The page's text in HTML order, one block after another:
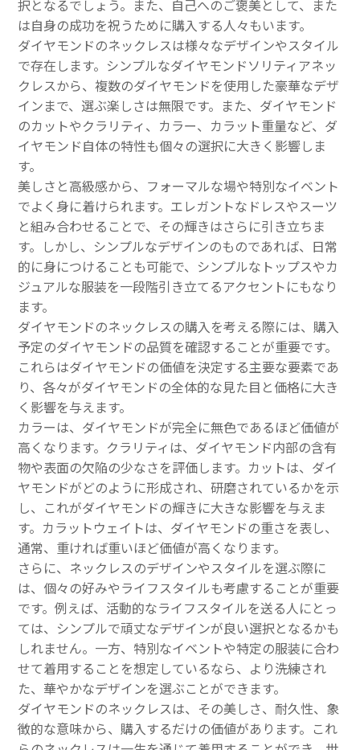
択となるでしょう。また、自己へのご褒美として、また
は自身の成功を祝うために購入する人々もいます。
ダイヤモンドのネックレスは様々なデザインやスタイル
で存在します。シンプルなダイヤモンドソリティアネッ
クレスから、複数のダイヤモンドを使用した豪華なデザ
インまで、選ぶ楽しさは無限です。また、ダイヤモンド
のカットやクラリティ、カラー、カラット重量など、ダ
イヤモンド自体の特性も個々の選択に大きく影響しま
す。
美しさと高級感から、フォーマルな場や特別なイベント
でよく身に着けられます。エレガントなドレスやスーツ
と組み合わせることで、その輝きはさらに引き立ちま
す。しかし、シンプルなデザインのものであれば、日常
的に身につけることも可能で、シンプルなトップスやカ
ジュアルな服装を一段階引き立てるアクセントにもなり
ます。
ダイヤモンドのネックレスの購入を考える際には、購入
予定のダイヤモンドの品質を確認することが重要です。
これらはダイヤモンドの価値を決定する主要な要素であ
り、各々がダイヤモンドの全体的な見た目と価格に大き
く影響を与えます。
カラーは、ダイヤモンドが完全に無色であるほど価値が
高くなります。クラリティは、ダイヤモンド内部の含有
物や表面の欠陥の少なさを評価します。カットは、ダイ
ヤモンドがどのように形成され、研磨されているかを示
し、これがダイヤモンドの輝きに大きな影響を与えま
す。カラットウェイトは、ダイヤモンドの重さを表し、
通常、重ければ重いほど価値が高くなります。
さらに、ネックレスのデザインやスタイルを選ぶ際に
は、個々の好みやライフスタイルも考慮することが重要
です。例えば、活動的なライフスタイルを送る人にとっ
ては、シンプルで頑丈なデザインが良い選択となるかも
しれません。一方、特別なイベントや特定の服装に合わ
せて着用することを想定しているなら、より洗練され
た、華やかなデザインを選ぶことができます。
ダイヤモンドのネックレスは、その美しさ、耐久性、象
徴的な意味から、購入するだけの価値があります。これ